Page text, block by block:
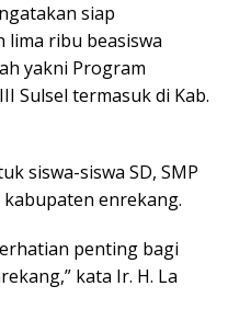
siap
ribu beasiswa
yakni Program
Sulsel termasuk di Kab.
siswa-siswa SD, SMP
enrekang.
penting bagi
kata Ir. H. La